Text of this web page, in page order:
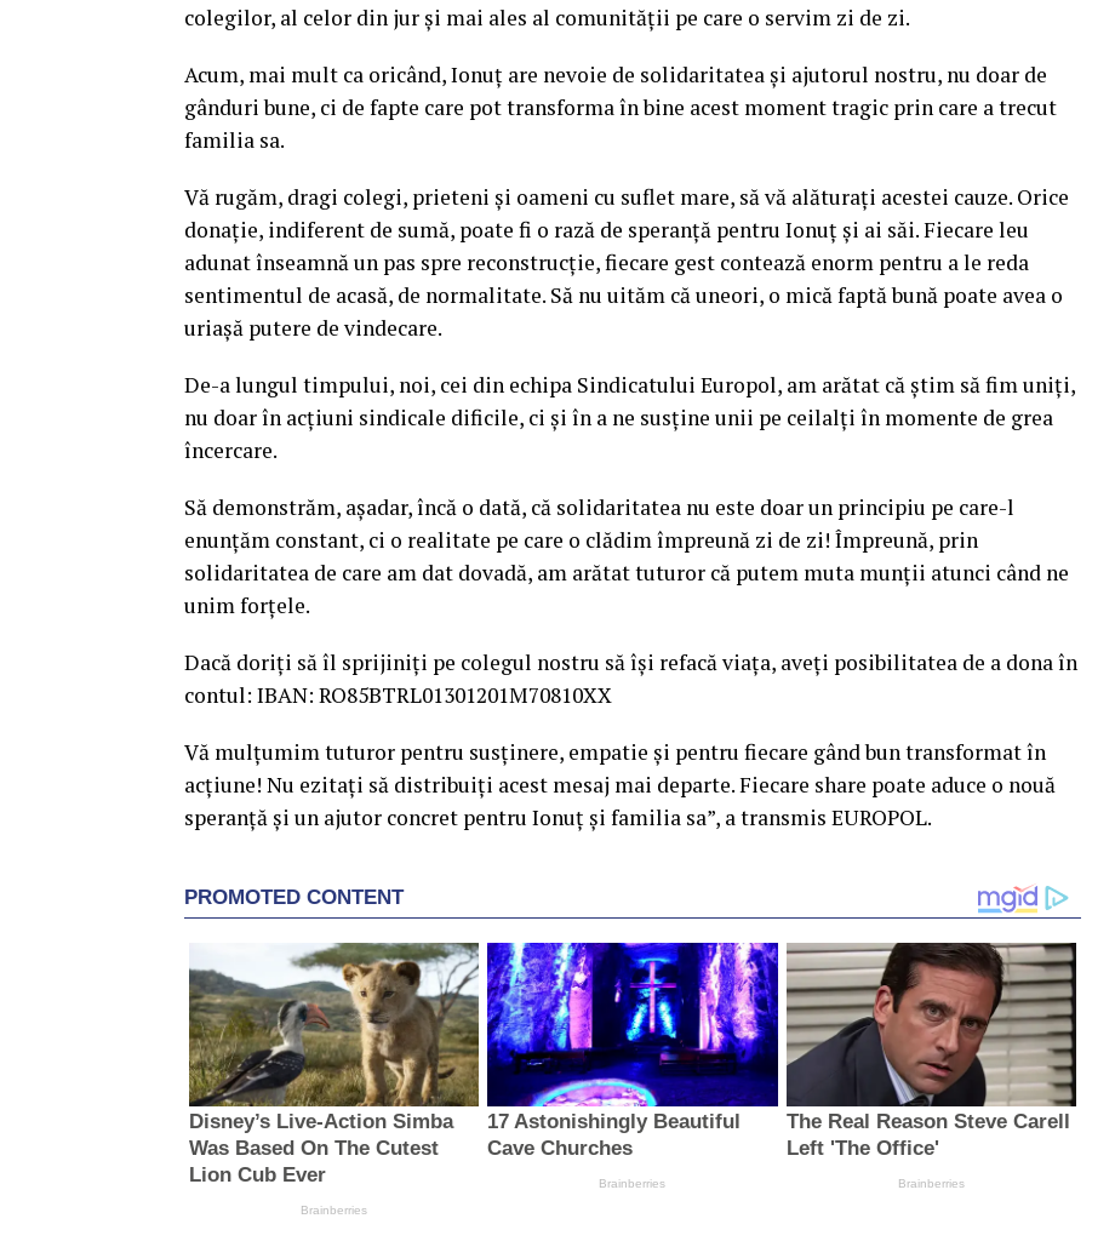
colegilor, al celor din jur și mai ales al comunității pe care o servim zi de zi.
Acum, mai mult ca oricând, Ionuț are nevoie de solidaritatea și ajutorul nostru, nu doar de
gânduri bune, ci de fapte care pot transforma în bine acest moment tragic prin care a trecut
familia sa.
Vă rugăm, dragi colegi, prieteni și oameni cu suflet mare, să vă alăturați acestei cauze. Orice
donație, indiferent de sumă, poate fi o rază de speranță pentru Ionuț și ai săi. Fiecare leu
adunat înseamnă un pas spre reconstrucție, fiecare gest contează enorm pentru a le reda
sentimentul de acasă, de normalitate. Să nu uităm că uneori, o mică faptă bună poate avea o
uriașă putere de vindecare.
De-a lungul timpului, noi, cei din echipa Sindicatului Europol, am arătat că știm să fim uniți,
nu doar în acțiuni sindicale dificile, ci și în a ne susține unii pe ceilalți în momente de grea
încercare.
Să demonstrăm, așadar, încă o dată, că solidaritatea nu este doar un principiu pe care-l
enunțăm constant, ci o realitate pe care o clădim împreună zi de zi! Împreună, prin
solidaritatea de care am dat dovadă, am arătat tuturor că putem muta munții atunci când ne
unim forțele.
Dacă doriți să îl sprijiniți pe colegul nostru să își refacă viața, aveți posibilitatea de a dona în
contul: IBAN: RO85BTRL01301201M70810XX
Vă mulțumim tuturor pentru susținere, empatie și pentru fiecare gând bun transformat în
acțiune! Nu ezitați să distribuiți acest mesaj mai departe. Fiecare share poate aduce o nouă
speranță și un ajutor concret pentru Ionuț și familia sa”, a transmis EUROPOL.